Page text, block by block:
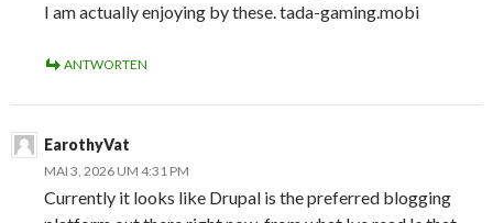
I am actually enjoying by these. tada-gaming.mobi
ANTWORTEN
EarothyVat
MAI 3, 2026 UM 4:31 PM
Currently it looks like Drupal is the preferred blogging